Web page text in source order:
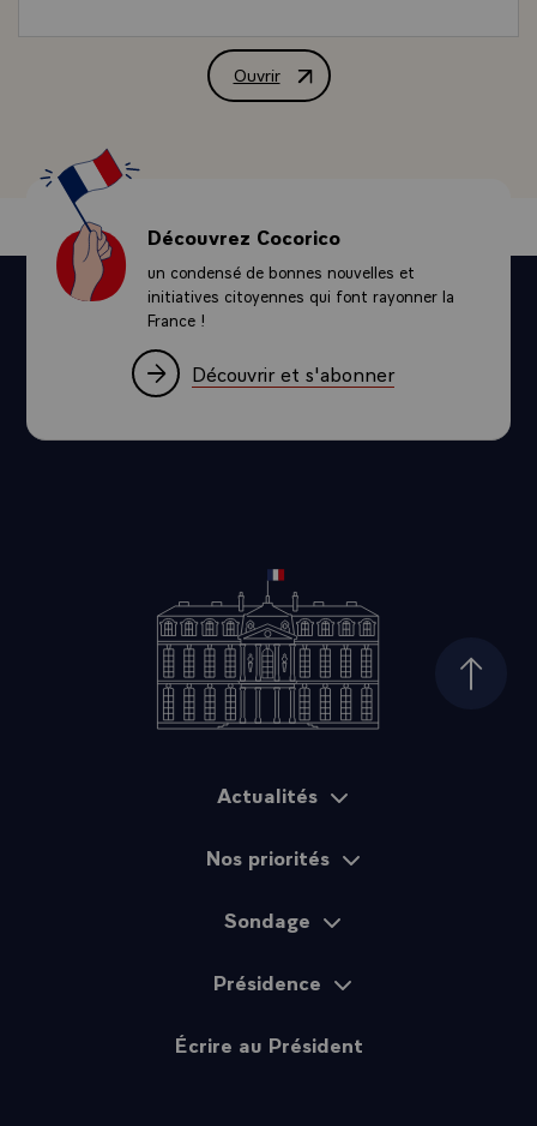
l'inauguration de l'Année de la Chine en France, à la
préparation de laquelle j'accorde la plus grande attention.
vous prie d'agréer, Monsieur le Président, l'expression de
ma haute considération.
Ouvrir
Lettre de félicitations de M. Jacques
Découvrez Cocorico
un condensé de bonnes nouvelles et
initiatives citoyennes qui font rayonner la
France !
Découvrir et s'abonner
Haut
Actualités
Nos priorités
Sondage
Présidence
Écrire au Président